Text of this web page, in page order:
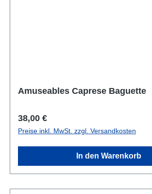
Amuseables Caprese Baguette
Regulärer Preis:
38,00 €
Preise inkl. MwSt. zzgl. Versandkosten
In den Warenkorb